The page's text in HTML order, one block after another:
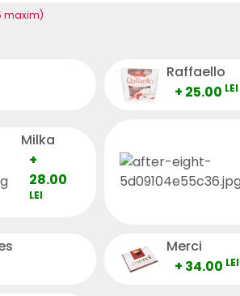
maxim)
Raffaello
+ 25.00 LEI
Milka
+
28.00
LEI
Merci
+ 34.00 LEI